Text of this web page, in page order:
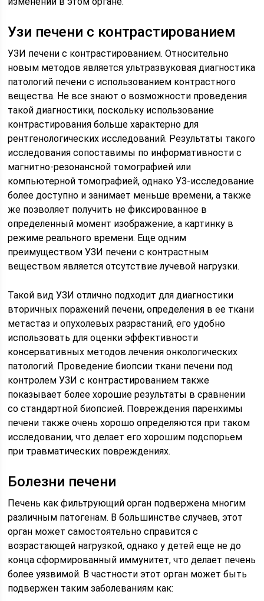
Узи печени с контрастированием
УЗИ печени с контрастированием. Относительно
новым методов является ультразвуковая диагностика
патологий печени с использованием контрастного
вещества. Не все знают о возможности проведения
такой диагностики, поскольку использование
контрастирования больше характерно для
рентгенологических исследований. Результаты такого
исследования сопоставимы по информативности с
магнитно-резонансной томографией или
компьютерной томографией, однако УЗ-исследование
более доступно и занимает меньше времени, а также
же позволяет получить не фиксированное в
определенный момент изображение, а картинку в
режиме реального времени. Еще одним
преимуществом УЗИ печени с контрастным
веществом является отсутствие лучевой нагрузки.
Такой вид УЗИ отлично подходит для диагностики
вторичных поражений печени, определения в ее ткани
метастаз и опухолевых разрастаний, его удобно
использовать для оценки эффективности
консервативных методов лечения онкологических
патологий. Проведение биопсии ткани печени под
контролем УЗИ с контрастированием также
показывает более хорошие результаты в сравнении
со стандартной биопсией. Повреждения паренхимы
печени также очень хорошо определяются при таком
исследовании, что делает его хорошим подспорьем
при травматических повреждениях.
Болезни печени
Печень как фильтрующий орган подвержена многим
различным патогенам. В большинстве случаев, этот
орган может самостоятельно справится с
возрастающей нагрузкой, однако у детей еще не до
конца сформированный иммунитет, что делает печень
более уязвимой. В частности этот орган может быть
подвержен таким заболеваниям как: